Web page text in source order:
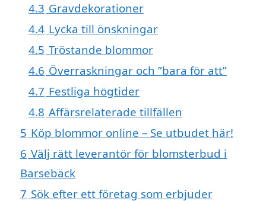
4.3 Gravdekorationer
4.4 Lycka till önskningar
4.5 Tröstande blommor
4.6 Överraskningar och ”bara för att”
4.7 Festliga högtider
4.8 Affärsrelaterade tillfällen
5 Köp blommor online – Se utbudet här!
6 Välj rätt leverantör för blomsterbud i
Barsebäck
7 Sök efter ett företag som erbjuder